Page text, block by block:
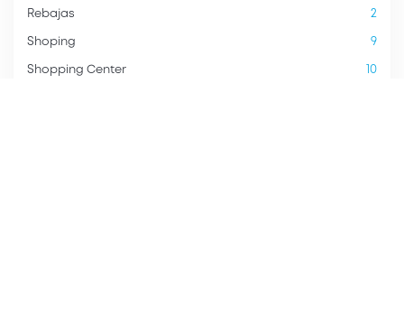
Rebajas 2
Shoping 9
Shopping Center 10